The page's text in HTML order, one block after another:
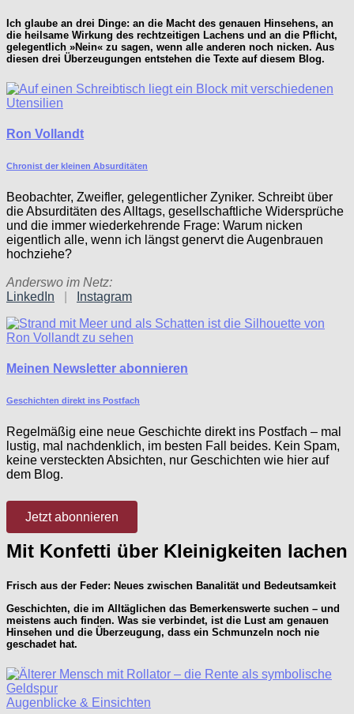
Ich glaube an drei Dinge: an die Macht des genauen Hinsehens, an
die heilsame Wirkung des rechtzeitigen Lachens und an die Pflicht,
gelegentlich »Nein« zu sagen, wenn alle anderen noch nicken. Aus
diesen drei Überzeugungen entstehen die Texte auf diesem Blog.
Ron Vollandt
Chronist der kleinen Absurditäten
Beobachter, Zweifler, gelegentlicher Zyniker. Schreibt über
die Absurditäten des Alltags, gesellschaftliche Widersprüche
und die immer wiederkehrende Frage: Warum nicken
eigentlich alle, wenn ich längst genervt die Augenbrauen
hochziehe?
Anderswo im Netz:
LinkedIn
Instagram
Meinen Newsletter abonnieren
Geschichten direkt ins Postfach
Regelmäßig eine neue Geschichte direkt ins Postfach – mal
lustig, mal nachdenklich, im besten Fall beides. Kein Spam,
keine versteckten Absichten, nur Geschichten wie hier auf
dem Blog.
Jetzt abonnieren
Mit Konfetti über Kleinigkeiten lachen
Frisch aus der Feder: Neues zwischen Banalität und Bedeutsamkeit
Geschichten, die im Alltäglichen das Bemerkenswerte suchen – und
meistens auch finden. Was sie verbindet, ist die Lust am genauen
Hinsehen und die Überzeugung, dass ein Schmunzeln noch nie
geschadet hat.
Augenblicke & Einsichten